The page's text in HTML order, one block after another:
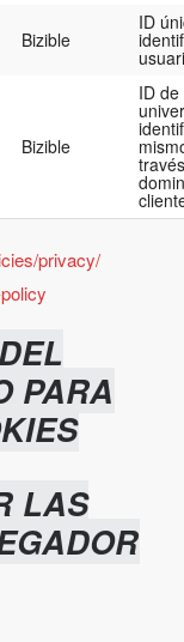
Bizible
ID
Bizible
ID
privacy/
PARA
LAS